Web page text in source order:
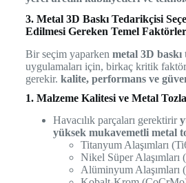
3. Metal 3D Baskı Tedarikçisi
Edilmesi Gereken Temel Faktörler
Bir seçim yaparken metal 3D
uygulamaları için, birkaç kritik
gerekir. kalite, performans ve
1. Malzeme Kalitesi ve Metal
Havacılık parçaları gerektirir
yüksek mukavemetli metal
Titanyum Alaşımları
Nikel Süper Alaşımları
Alüminyum